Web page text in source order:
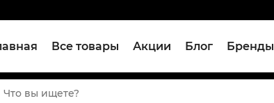
Все товары Акции Блог Бренды